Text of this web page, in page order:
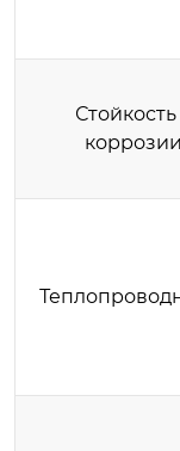
Стойкость
коррозии